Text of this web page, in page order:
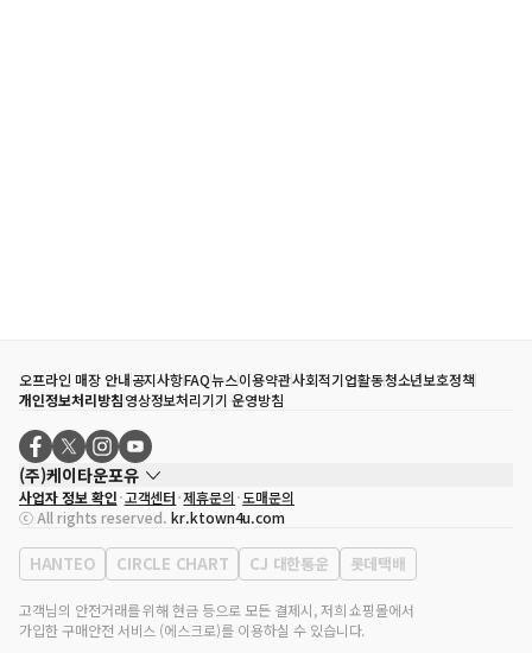
오프라인 매장 안내공지사항FAQ뉴스이용약관사회적기업활동청소년보호정책
개인정보처리방침영상정보처리기기 운영방침
(주)케이타운포유
대표자
송효민
사업자등록번호
120-87-71116
통신판매업 신고번호 제2011-서울강남-02223
대표전화
02-552-9855
사업자 정보 확인 고객센터 제휴문의 도매문의
ⓒ All rights reserved. kr.ktown4u.com
HANTEO CIRCLE CHART CJ 대한통운 롯데택배
고객님의 안전거래를 위해 현금 등으로 모든 결제시, 저희 쇼핑몰에서
가입한 구매안전 서비스 (에스크로)를 이용하실 수 있습니다.